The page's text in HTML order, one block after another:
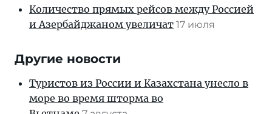
Количество прямых рейсов между Россией
и Азербайджаном увеличат 17 июля
Другие новости
Туристов из России и Казахстана унесло в
море во время шторма во